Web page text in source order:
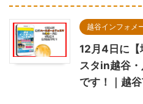
越谷インフォメ
12月4日に【
スタin越谷
です！｜越